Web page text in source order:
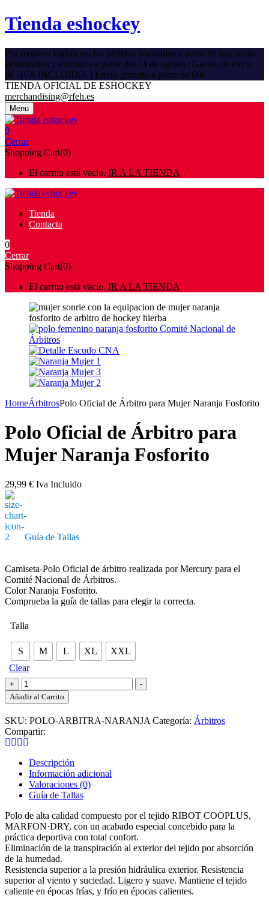
Tienda eshockey
Por motivos logísticos, los pedidos realizados a partir de hoy serán
gestionados y enviados a partir del 24 de agosto | Gastos de envío
6€ -IVA INCLUIDO- | Envío gratuito a partir de 60€
TIENDA OFICIAL DE ESHOCKEY
merchandising@rfeh.es
Menu
0
Cerrar
Shopping Cart(0)
El carrito está vacío. IR A LA TIENDA
Tienda
Contacta
0
Cerrar
Shopping Cart(0)
El carrito está vacío. IR A LA TIENDA
HomeÁrbitrosPolo Oficial de Árbitro para Mujer Naranja Fosforito
Polo Oficial de Árbitro para
Mujer Naranja Fosforito
29,99 € Iva Incluido
Guía de Tallas
Camiseta-Polo Oficial de árbitro realizada por Mercury para el
Comité Nacional de Árbitros.
Color Naranja Fosforito.
Comprueba la guía de tallas para elegir la correcta.
Talla
S M L XL
XXL
Clear
+
Polo
Oficial
de
para
Mujer
Naranja
Fosforito
cantidad
-
Añadir al Carrito
SKU: POLO-ARBITRA-NARANJA Categoría: Árbitros
Compartir:
Descripción
Información adicional
Valoraciones (0)
Guía de Tallas
Polo de alta calidad compuesto por el tejido RIBOT COOPLUS,
MARFON·DRY, con un acabado especial concebido para la
práctica deportiva con total confort.
Eliminación de la transpiración al exterior del tejido por absorción
de la humedad.
Resistencia superior a la presión hidráulica exterior. Resistencia
superior al viento y suciedad. Ligero y suave. Mantiene el tejido
caliente en épocas frías, y frío en épocas calientes.